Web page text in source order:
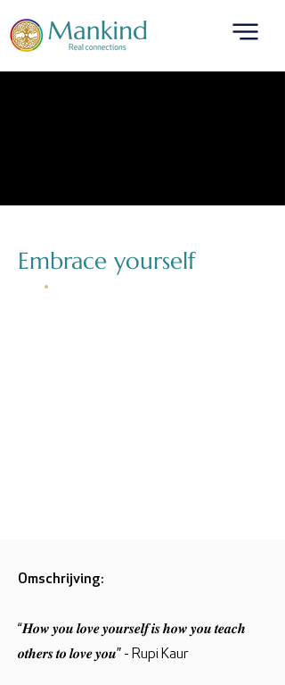
Embrace yourself
Omschrijving:
“𝑯𝒐𝒘 𝒚𝒐𝒖 𝒍𝒐𝒗𝒆 𝒚𝒐𝒖𝒓𝒔𝒆𝒍𝒇 𝒊𝒔 𝒉𝒐𝒘 𝒚𝒐𝒖 𝒕𝒆𝒂𝒄𝒉
𝒐𝒕𝒉𝒆𝒓𝒔 𝒕𝒐 𝒍𝒐𝒗𝒆 𝒚𝒐𝒖” - Rupi Kaur